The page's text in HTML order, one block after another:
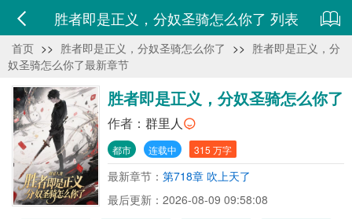
胜者即是正义，分奴圣骑怎么你了 列表
首页 >> 胜者即是正义，分奴圣骑怎么你了 >> 胜者即是正义，分
奴圣骑怎么你了最新章节
胜者即是正义，分奴圣骑怎么你了
作者： 群里人
都市 连载中 315 万字
最新章节： 第718章 吹上天了
最后更新：2026-08-09 09:58:08